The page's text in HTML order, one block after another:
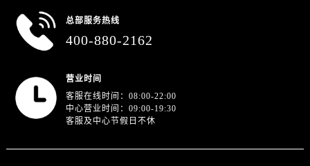
总部服务热线
400-880-2162
营业时间
客服在线时间：08:00-22:00
中心营业时间：09:00-19:30
客服及中心节假日不休